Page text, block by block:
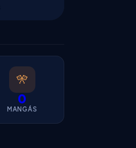
🎌
0
MANGÁS